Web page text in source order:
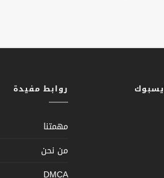
روابط مفيدة
مهمتنا
من نحن
DMCA